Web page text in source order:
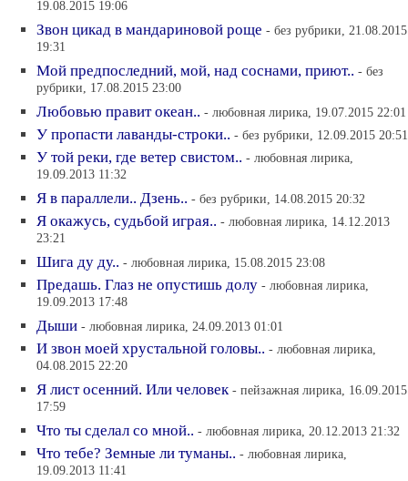
19.08.2015 19:06
Звон цикад в мандариновой роще - без рубрики, 21.08.2015
19:31
Мой предпоследний, мой, над соснами, приют.. - без
рубрики, 17.08.2015 23:00
Любовью правит океан.. - любовная лирика, 19.07.2015 22:01
У пропасти лаванды-строки.. - без рубрики, 12.09.2015 20:51
У той реки, где ветер свистом.. - любовная лирика,
19.09.2013 11:32
Я в параллели.. Дзень.. - без рубрики, 14.08.2015 20:32
Я окажусь, судьбой играя.. - любовная лирика, 14.12.2013
23:21
Шига ду ду.. - любовная лирика, 15.08.2015 23:08
Предашь. Глаз не опустишь долу - любовная лирика,
19.09.2013 17:48
Дыши - любовная лирика, 24.09.2013 01:01
И звон моей хрустальной головы.. - любовная лирика,
04.08.2015 22:20
Я лист осенний. Или человек - пейзажная лирика, 16.09.2015
17:59
Что ты сделал со мной.. - любовная лирика, 20.12.2013 21:32
Что тебе? Земные ли туманы.. - любовная лирика,
19.09.2013 11:41